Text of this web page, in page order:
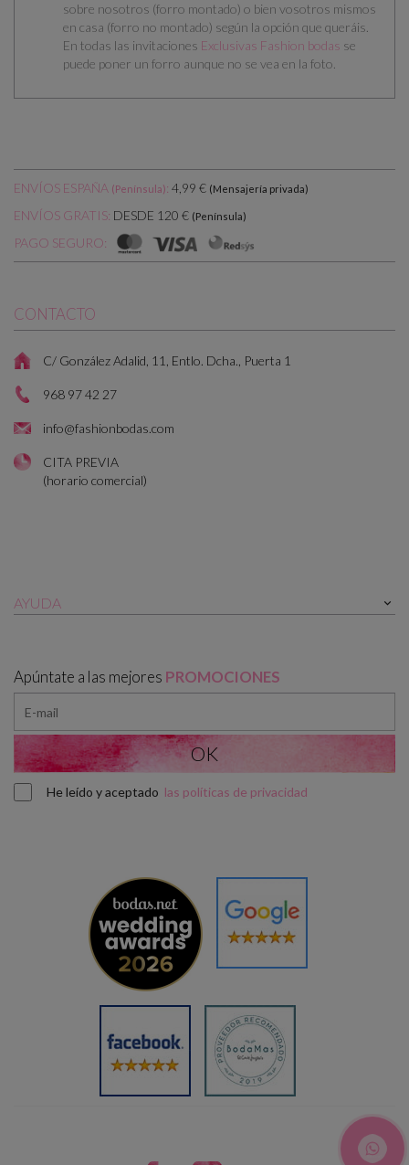
sobre nosotros (forro montado) o bien vosotros mismos
en casa (forro no montado) según la opción que queráis.
En todas las invitaciones Exclusivas Fashion bodas se
puede poner un forro aunque no se vea en la foto.
ENVÍOS ESPAÑA (Península): 4,99 € (Mensajería privada)
ENVÍOS GRATIS: DESDE 120 € (Península)
PAGO SEGURO:
CONTACTO
C/ González Adalid, 11, Entlo. Dcha., Puerta 1
968 97 42 27
info@fashionbodas.com
CITA PREVIA
(horario comercial)
AYUDA 
Apúntate a las mejores PROMOCIONES
He leído y aceptado las políticas de privacidad
¿Hablamos?